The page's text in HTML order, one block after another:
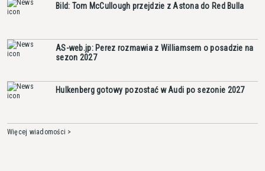
Bild: Tom McCullough przejdzie z Astona do Red Bulla
AS-web.jp: Perez rozmawia z Williamsem o posadzie na
sezon 2027
Hulkenberg gotowy pozostać w Audi po sezonie 2027
Więcej wiadomości >